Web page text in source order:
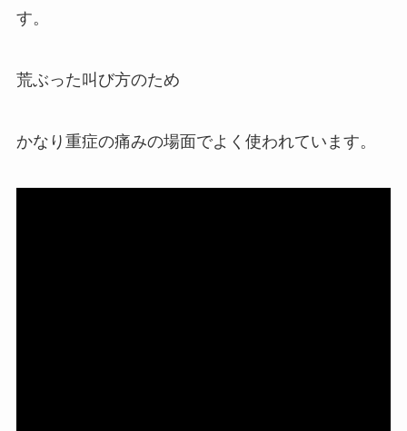
す。
荒ぶった叫び方のため
かなり重症の痛みの場面でよく使われています。